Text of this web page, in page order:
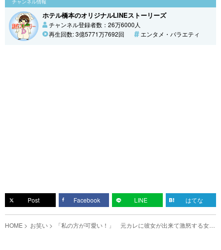
チャンネル情報
ホテル橋本のオリジナルLINEストーリーズ
チャンネル登録者数：26万6000人
再生回数: 3億5771万7692回
エンタメ・バラエティ
Post Facebook LINE はてな
HOME お笑い 「私の方が可愛い！」 元カレに彼女が出来て激怒する女性
に放った『ひと言』にスカッ